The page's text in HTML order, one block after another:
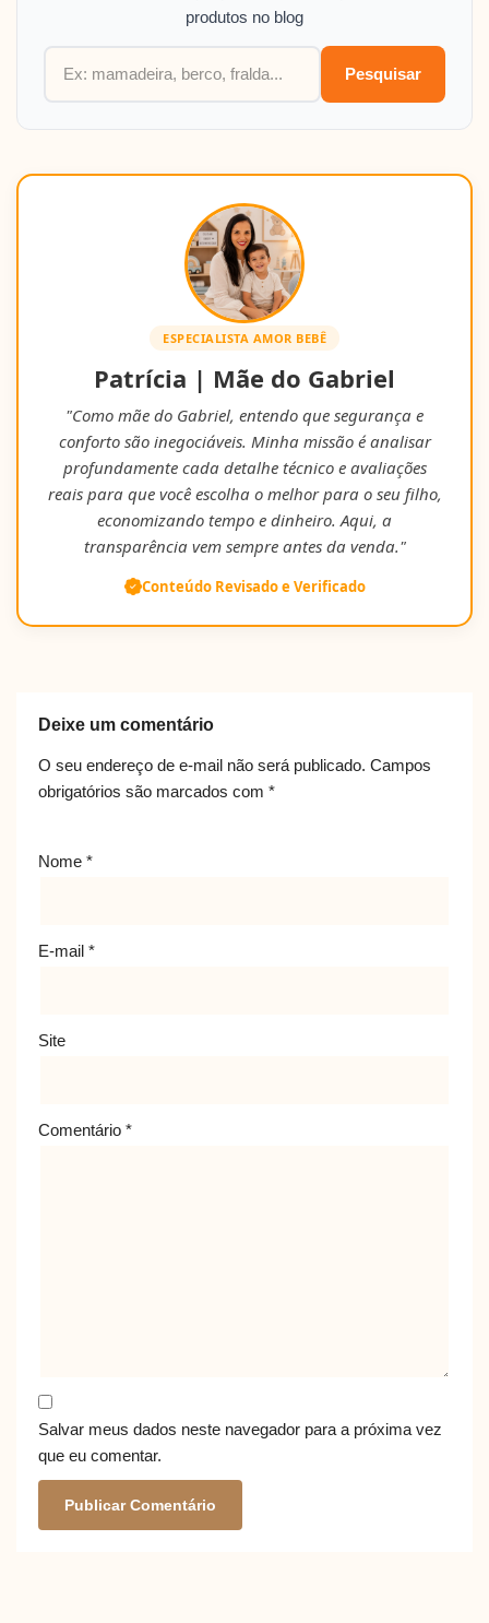
produtos no blog
Pesquisar
ESPECIALISTA AMOR BEBÊ
Patrícia | Mãe do Gabriel
"Como mãe do Gabriel, entendo que segurança e
conforto são inegociáveis. Minha missão é analisar
profundamente cada detalhe técnico e avaliações
reais para que você escolha o melhor para o seu filho,
economizando tempo e dinheiro. Aqui, a
transparência vem sempre antes da venda."
Conteúdo Revisado e Verificado
Deixe um comentário
O seu endereço de e-mail não será publicado. Campos
obrigatórios são marcados com *
Nome *
E-mail *
Site
Comentário *
Salvar meus dados neste navegador para a próxima vez
que eu comentar.